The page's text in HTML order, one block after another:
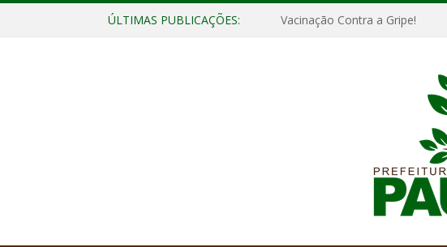
ÚLTIMAS PUBLICAÇÕES: Vacinação Contra a Gripe!